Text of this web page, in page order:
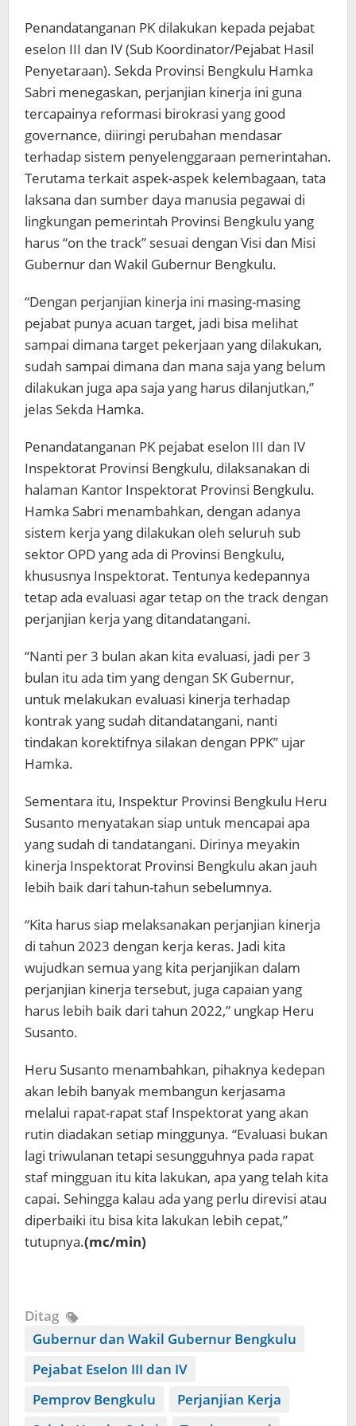
Penandatanganan PK dilakukan kepada pejabat
eselon III dan IV (Sub Koordinator/Pejabat Hasil
Penyetaraan). Sekda Provinsi Bengkulu Hamka
Sabri menegaskan, perjanjian kinerja ini guna
tercapainya reformasi birokrasi yang good
governance, diiringi perubahan mendasar
terhadap sistem penyelenggaraan pemerintahan.
Terutama terkait aspek-aspek kelembagaan, tata
laksana dan sumber daya manusia pegawai di
lingkungan pemerintah Provinsi Bengkulu yang
harus “on the track” sesuai dengan Visi dan Misi
Gubernur dan Wakil Gubernur Bengkulu.
“Dengan perjanjian kinerja ini masing-masing
pejabat punya acuan target, jadi bisa melihat
sampai dimana target pekerjaan yang dilakukan,
sudah sampai dimana dan mana saja yang belum
dilakukan juga apa saja yang harus dilanjutkan,”
jelas Sekda Hamka.
Penandatanganan PK pejabat eselon III dan IV
Inspektorat Provinsi Bengkulu, dilaksanakan di
halaman Kantor Inspektorat Provinsi Bengkulu.
Hamka Sabri menambahkan, dengan adanya
sistem kerja yang dilakukan oleh seluruh sub
sektor OPD yang ada di Provinsi Bengkulu,
khususnya Inspektorat. Tentunya kedepannya
tetap ada evaluasi agar tetap on the track dengan
perjanjian kerja yang ditandatangani.
“Nanti per 3 bulan akan kita evaluasi, jadi per 3
bulan itu ada tim yang dengan SK Gubernur,
untuk melakukan evaluasi kinerja terhadap
kontrak yang sudah ditandatangani, nanti
tindakan korektifnya silakan dengan PPK” ujar
Hamka.
Sementara itu, Inspektur Provinsi Bengkulu Heru
Susanto menyatakan siap untuk mencapai apa
yang sudah di tandatangani. Dirinya meyakin
kinerja Inspektorat Provinsi Bengkulu akan jauh
lebih baik dari tahun-tahun sebelumnya.
“Kita harus siap melaksanakan perjanjian kinerja
di tahun 2023 dengan kerja keras. Jadi kita
wujudkan semua yang kita perjanjikan dalam
perjanjian kinerja tersebut, juga capaian yang
harus lebih baik dari tahun 2022,” ungkap Heru
Susanto.
Heru Susanto menambahkan, pihaknya kedepan
akan lebih banyak membangun kerjasama
melalui rapat-rapat staf Inspektorat yang akan
rutin diadakan setiap minggunya. “Evaluasi bukan
lagi triwulanan tetapi sesungguhnya pada rapat
staf mingguan itu kita lakukan, apa yang telah kita
capai. Sehingga kalau ada yang perlu direvisi atau
diperbaiki itu bisa kita lakukan lebih cepat,”
tutupnya.(mc/min)
Ditag
Gubernur dan Wakil Gubernur Bengkulu
Pejabat Eselon III dan IV
Pemprov Bengkulu
Perjanjian Kerja